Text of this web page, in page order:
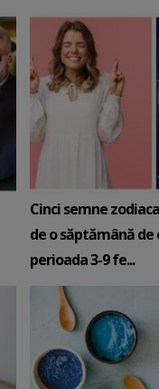
Cinci semne
de o săptămână de
perioada 3-9 fe...